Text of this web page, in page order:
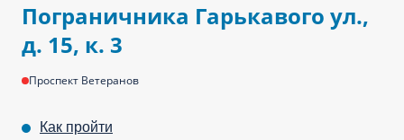
Пограничника Гарькавого ул.,
д. 15, к. 3
Проспект Ветеранов
Как пройти